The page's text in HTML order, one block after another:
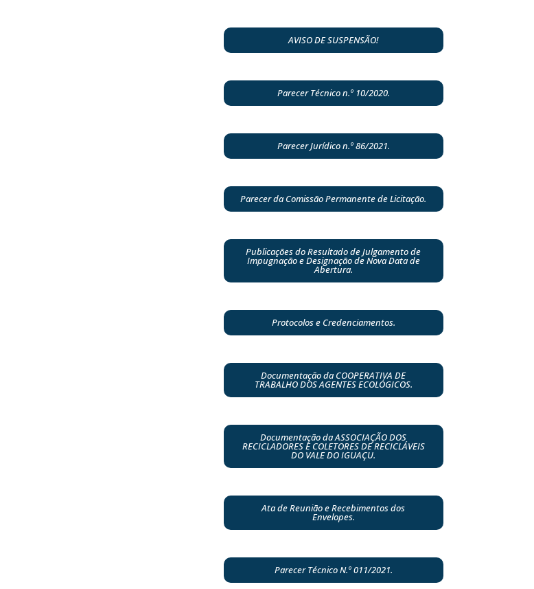
AVISO DE SUSPENSÃO!
Parecer Técnico n.º 10/2020.
Parecer Jurídico n.º 86/2021.
Parecer da Comissão Permanente de Licitação.
Publicações do Resultado de Julgamento de
Impugnação e Designação de Nova Data de
Abertura.
Protocolos e Credenciamentos.
Documentação da COOPERATIVA DE
TRABALHO DOS AGENTES ECOLÓGICOS.
Documentação da ASSOCIAÇÃO DOS
RECICLADORES E COLETORES DE RECICLÁVEIS
DO VALE DO IGUAÇU.
Ata de Reunião e Recebimentos dos
Envelopes.
Parecer Técnico N.º 011/2021.